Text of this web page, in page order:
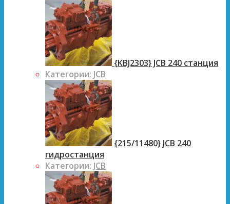
{KBJ2303} JCB 240 станция
Категории: JCB
{215/11480} JCB 240
гидростанция
Категории: JCB